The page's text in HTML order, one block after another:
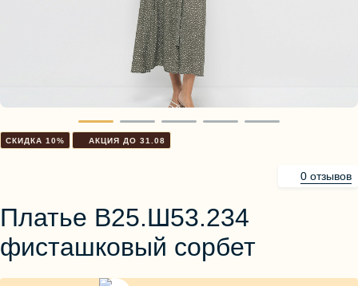
Платье В25.Ш53.234
фисташковый сорбет
0 отзывов
СКИДКА 10% АКЦИЯ ДО 31.08